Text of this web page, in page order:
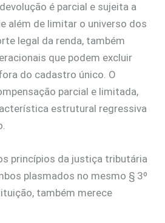
é parcial e sujeita a
além de limitar o universo dos
legal da renda, também
que podem excluir
do cadastro único. O
parcial e limitada,
estrutural regressiva
princípios da justiça tributária
plasmados no mesmo § 3º
também merece